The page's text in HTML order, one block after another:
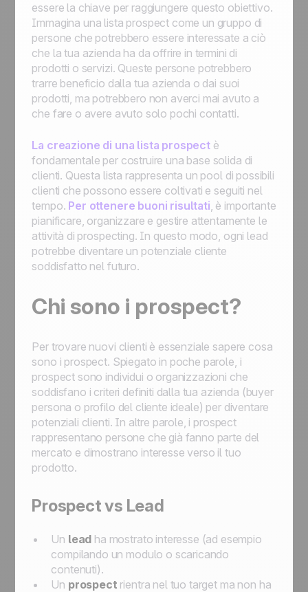
essere la chiave per raggiungere questo obiettivo.
Immagina una lista prospect come un gruppo di
persone che potrebbero essere interessate a ciò
che la tua azienda ha da offrire in termini di
prodotti o servizi. Queste persone potrebbero
trarre beneficio dalla tua azienda o dai suoi
prodotti, ma potrebbero non averci mai avuto a
che fare o avere avuto solo pochi contatti.
La creazione di una lista prospectè
fondamentale per costruire una base solida di
clienti. Questa lista rappresenta un pool di possibili
clienti che possono essere coltivati e seguiti nel
tempo. Per ottenere buoni risultati, è importante
pianificare, organizzare e gestire attentamente le
attività di prospecting. In questo modo, ogni lead
potrebbe diventare un potenziale cliente
soddisfatto nel futuro.
Chi sono i prospect?
Per trovare nuovi clienti è essenziale sapere cosa
sono i prospect. Spiegato in poche parole, i
prospect sono individui o organizzazioni che
soddisfano i criteri definiti dalla tua azienda (buyer
persona o profilo del cliente ideale) per diventare
potenziali clienti. In altre parole, i prospect
rappresentano persone che già fanno parte del
mercato e dimostrano interesse verso il tuo
prodotto.
Prospect vs Lead
Un lead ha mostrato interesse (ad esempio
compilando un modulo o scaricando
contenuti).
Un prospect rientra nel tuo target ma non ha